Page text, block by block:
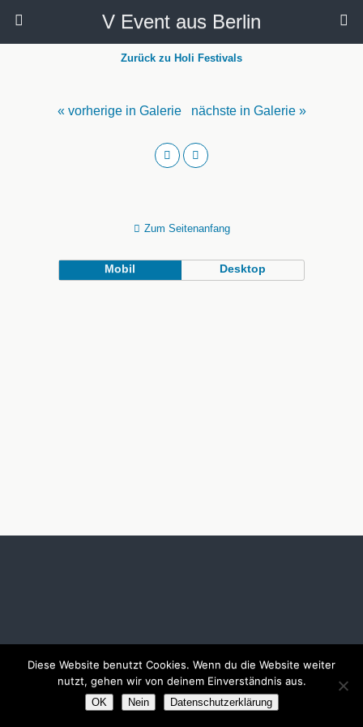
V Event aus Berlin
Zurück zu Holi Festivals
« vorherige in Galerie nächste in Galerie »
Diese Website benutzt Cookies. Wenn du die Website weiter
nutzt, gehen wir von deinem Einverständnis aus.
OK Nein Datenschutzerklärung
Zum Seitenanfang
Mobil Desktop